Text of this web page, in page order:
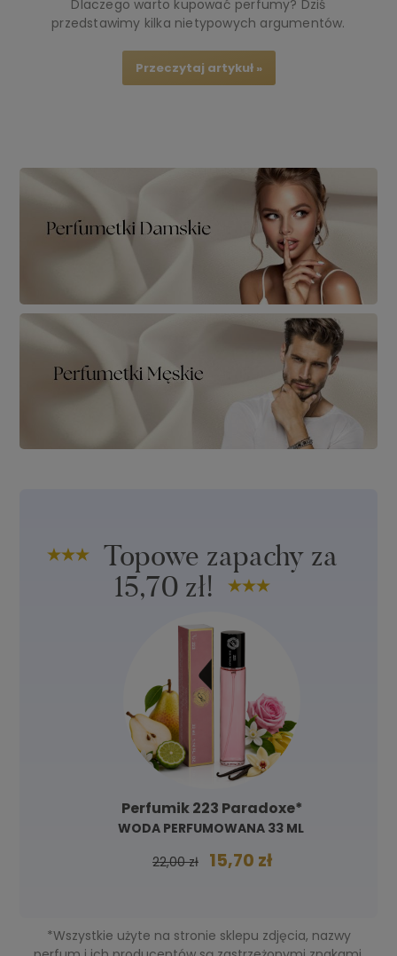
Dlaczego warto kupować perfumy? Dziś
przedstawimy kilka nietypowych argumentów.
Przeczytaj artykuł »
Topowe zapachy za
15,70 zł!
Perfumik 223 Paradoxe*
WODA PERFUMOWANA 33 ML
22,00 zł 15,70 zł
*Wszystkie użyte na stronie sklepu zdjęcia, nazwy